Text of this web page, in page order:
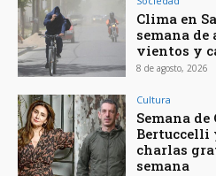
Clima en
semana de
vientos y
8 de agosto, 2026
Cultura
Semana de
Bertuccelli
charlas
semana